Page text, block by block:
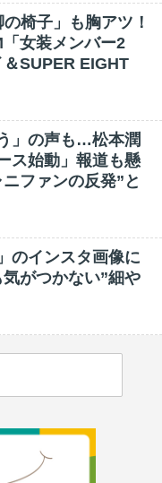
椅子」も胸アツ！
女装メンバー2
SUPER EIGHT
」の声も…松本潤
ス始動」報道も懸
ファンの反発”と
のインスタ画像に
がつかない”細や